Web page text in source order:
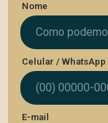
Nome
Celular / WhatsApp
E-mail